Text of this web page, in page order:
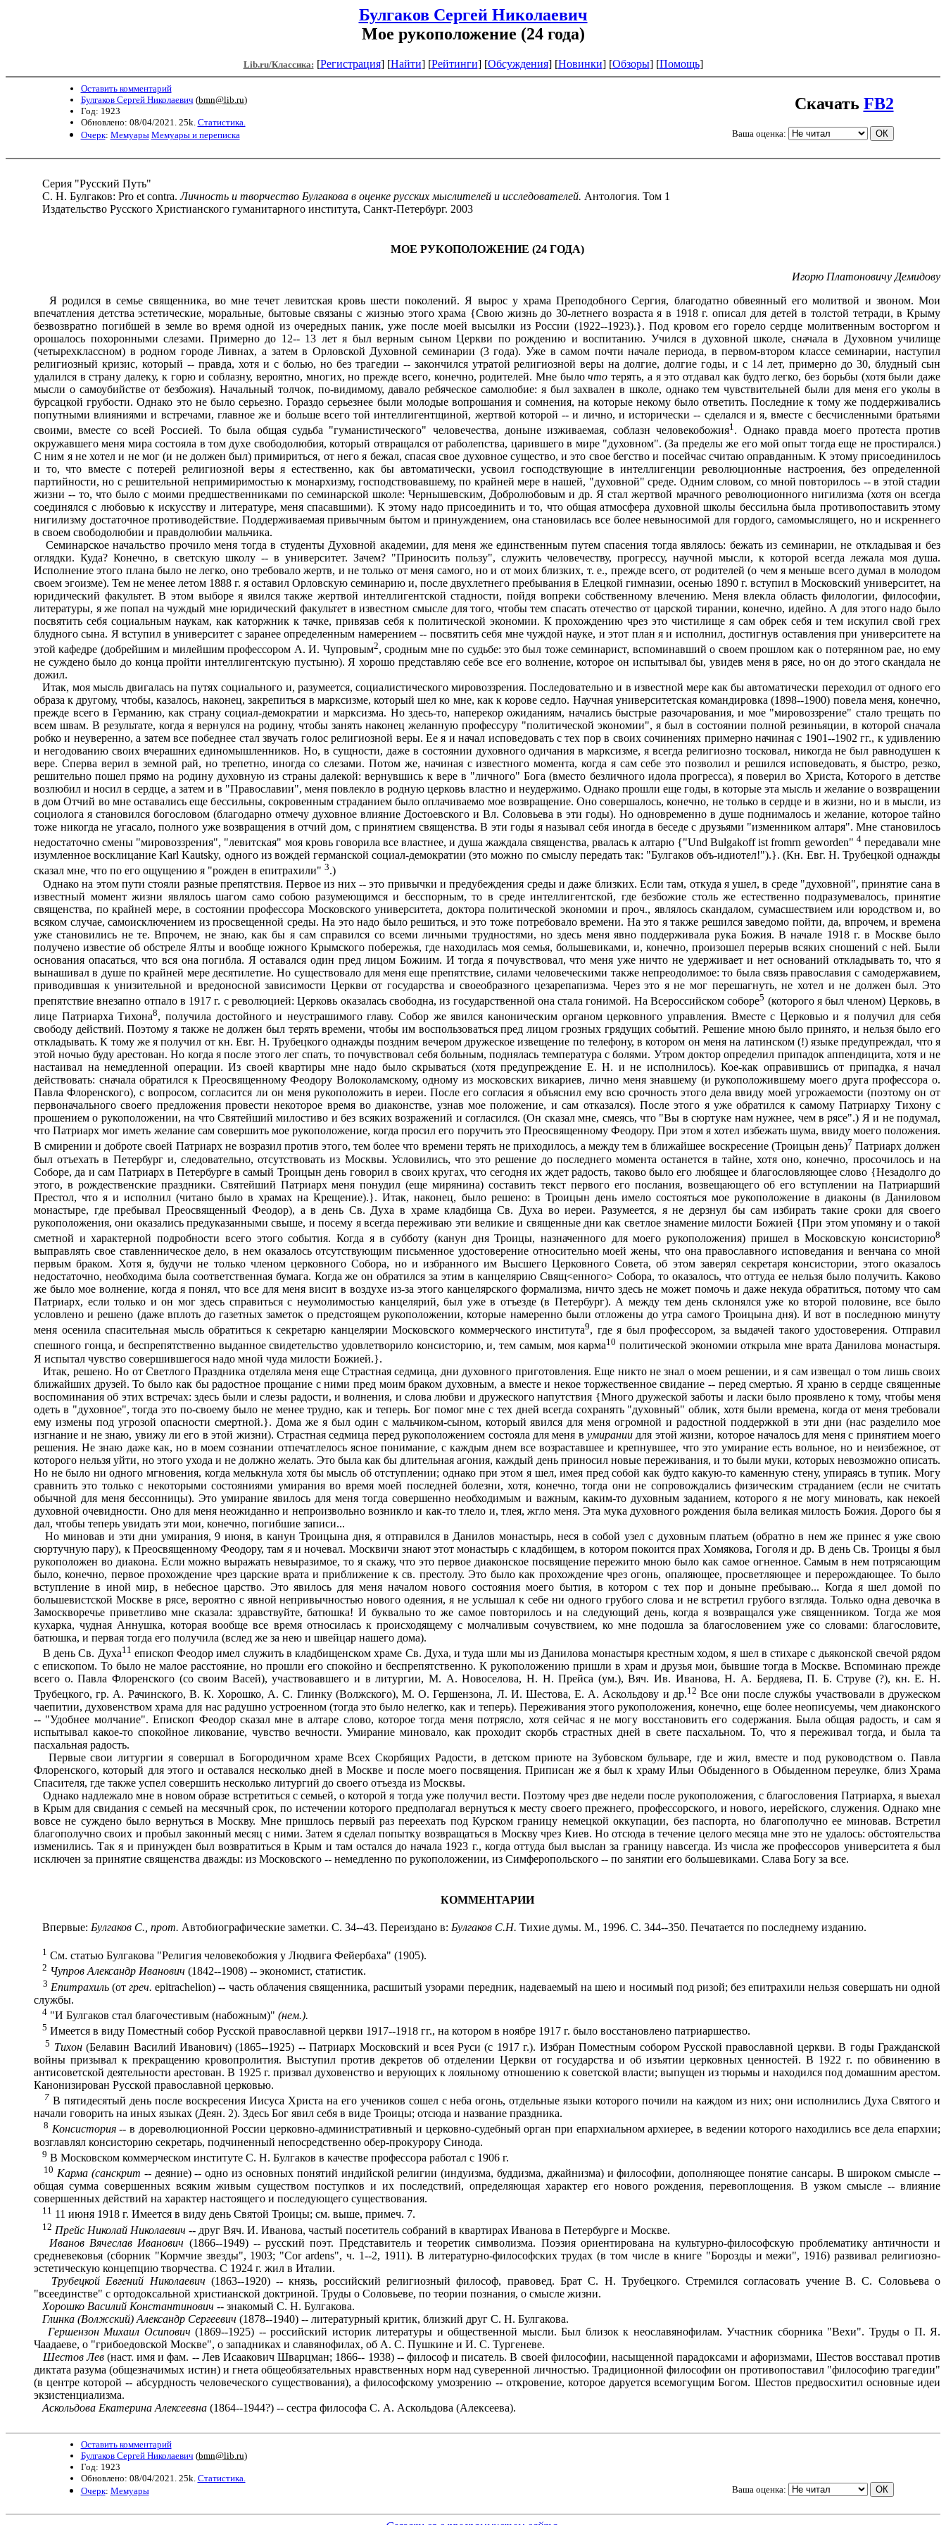
Булгаков Сергей Николаевич
Мое рукоположение (24 года)
Lib.ru/Классика: [Регистрация] [Найти] [Рейтинги] [Обсуждения] [Новинки] [Обзоры] [Помощь]
Оставить комментарий
Булгаков Сергей Николаевич (bmn@lib.ru)
Год: 1923
Обновлено: 08/04/2021. 25k. Статистика.
Очерк: Мемуары Мемуары и переписка
Скачать FB2
Ваша оценка:
Серия "Русский Путь"
С. Н. Булгаков: Pro et contra.Личность и творчество Булгакова в оценке русских мыслителей и исследователей. Антология. Том 1
Издательство Русского Христианского гуманитарного института, Санкт-Петербург. 2003
МОЕ РУКОПОЛОЖЕНИЕ (24 ГОДА)
Игорю Платоновичу Демидову
Я родился в семье священника, во мне течет левитская кровь шести поколений. Я вырос у храма Преподобного Сергия, благодатно обвеянный его молитвой и звоном. Мои
впечатления детства эстетические, моральные, бытовые связаны с жизнью этого храма {Свою жизнь до 30-летнего возраста я в 1918 г. описал для детей в толстой тетради, в Крыму
безвозвратно погибшей в земле во время одной из очередных паник, уже после моей высылки из России (1922--1923).}. Под кровом его горело сердце молитвенным восторгом и
орошалось похоронными слезами. Примерно до 12-- 13 лет я был верным сыном Церкви по рождению и воспитанию. Учился в духовной школе, сначала в Духовном училище
(четырехклассном) в родном городе Ливнах, а затем в Орловской Духовной семинарии (3 года). Уже в самом почти начале периода, в первом-втором классе семинарии, наступил
религиозный кризис, который -- правда, хотя и с болью, но без трагедии -- закончился утратой религиозной веры на долгие, долгие годы, и с 14 лет, примерно до 30, блудный сын
удалился в страну далеку, к горю и соблазну, вероятно, многих, но прежде всего, конечно, родителей. Мне былочтотерять, а я это отдавал как будто легко, без борьбы (хотя были даже
мысли о самоубийстве от безбожия). Начальный толчок, по-видимому, давало ребяческое самолюбие: я был захвален в школе, однако тем чувствительней были для меня его уколы в
бурсацкой грубости. Однако это не было серьезно. Гораздо серьезнее были молодые вопрошания и сомнения, на которые некому было ответить. Последние к тому же поддерживались
попутными влияниями и встречами, главное же и больше всего той интеллигентщиной, жертвой которой -- и лично, и исторически -- сделался и я, вместе с бесчисленными братьями
своими, вместе со всей Россией. То была общая судьба "гуманистического" человечества, доныне изживаемая, соблазн человекобожия1. Однако правда моего протеста против
окружавшего меня мира состояла в том духе свободолюбия, который отвращался от раболепства, царившего в мире "духовном". (За пределы же его мой опыт тогда еще не простирался.)
С ним я не хотел и не мог (и не должен был) примириться, от него я бежал, спасая свое духовное существо, и это свое бегство и посейчас считаю оправданным. К этому присоединилось
и то, что вместе с потерей религиозной веры я естественно, как бы автоматически, усвоил господствующие в интеллигенции революционные настроения, без определенной
партийности, но с решительной непримиримостью к монархизму, господствовавшему, по крайней мере в нашей, "духовной" среде. Одним словом, со мной повторилось -- в этой стадии
жизни -- то, что было с моими предшественниками по семинарской школе: Чернышевским, Добролюбовым и др. Я стал жертвой мрачного революционного нигилизма (хотя он всегда
соединялся с любовью к искусству и литературе, меня спасавшими). К этому надо присоединить и то, что общая атмосфера духовной школы бессильна была противопоставить этому
нигилизму достаточное противодействие. Поддерживаемая привычным бытом и принуждением, она становилась все более невыносимой для гордого, самомыслящего, но и искреннего
в своем свободолюбии и правдолюбии мальчика.
Семинарское начальство прочило меня тогда в студенты Духовной академии, для меня же единственным путем спасения тогда являлось: бежать из семинарии, не откладывая и без
оглядки. Куда? Конечно, в светскую школу -- в университет. Зачем? "Приносить пользу", служить человечеству, прогрессу, научной мысли, к которой всегда лежала моя душа.
Исполнение этого плана было не легко, оно требовало жертв, и не только от меня самого, но и от моих близких, т. е., прежде всего, от родителей (о чем я меньше всего думал в молодом
своем эгоизме). Тем не менее летом 1888 г. я оставил Орловскую семинарию и, после двухлетнего пребывания в Елецкой гимназии, осенью 1890 г. вступил в Московский университет, на
юридический факультет. В этом выборе я явился также жертвой интеллигентской стадности, пойдя вопреки собственному влечению. Меня влекла область филологии, философии,
литературы, я же попал на чуждый мне юридический факультет в известном смысле для того, чтобы тем спасать отечество от царской тирании, конечно, идейно. А для этого надо было
посвятить себя социальным наукам, как каторжник к тачке, привязав себя к политической экономии. К прохождению чрез это чистилище я сам обрек себя и тем искупил свой грех
блудного сына. Я вступил в университет с заранее определенным намерением -- посвятить себя мне чуждой науке, и этот план я и исполнил, достигнув оставления при университете на
этой кафедре (добрейшим и милейшим профессором А. И. Чупровым2, сродным мне по судьбе: это был тоже семинарист, вспоминавший о своем прошлом как о потерянном рае, но ему
не суждено было до конца пройти интеллигентскую пустыню). Я хорошо представляю себе все его волнение, которое он испытывал бы, увидев меня в рясе, но он до этого скандала не
дожил.
Итак, моя мысль двигалась на путях социального и, разумеется, социалистического мировоззрения. Последовательно и в известной мере как бы автоматически переходил от одного его
образа к другому, чтобы, казалось, наконец, закрепиться в марксизме, который шел ко мне, как к корове седло. Научная университетская командировка (1898--1900) повела меня, конечно,
прежде всего в Германию, как страну социал-демократии и марксизма. Но здесь-то, наперекор ожиданиям, начались быстрые разочарования, и мое "мировоззрение" стало трещать по
всем швам. В результате, когда я вернулся на родину, чтобы занять наконец желанную профессуру "политической экономии", я был в состоянии полной резиньяции, в которой сначала
робко и неуверенно, а затем все победнее стал звучать голос религиозной веры. Ее я и начал исповедовать с тех пор в своих сочинениях примерно начиная с 1901--1902 гг., к удивлению
и негодованию своих вчерашних единомышленников. Но, в сущности, даже в состоянии духовного одичания в марксизме, я всегда религиозно тосковал, никогда не был равнодушен к
вере. Сперва верил в земной рай, но трепетно, иногда со слезами. Потом же, начиная с известного момента, когда я сам себе это позволил и решился исповедовать, я быстро, резко,
решительно пошел прямо на родину духовную из страны далекой: вернувшись к вере в "личного" Бога (вместо безличного идола прогресса), я поверил во Христа, Которого в детстве
возлюбил и носил в сердце, а затем и в "Православии", меня повлекло в родную церковь властно и неудержимо. Однако прошли еще годы, в которые эта мысль и желание о возвращении
в дом Отчий во мне оставались еще бессильны, сокровенным страданием было оплачиваемо мое возвращение. Оно совершалось, конечно, не только в сердце и в жизни, но и в мысли, из
социолога я становился богословом (благодарно отмечу духовное влияние Достоевского и Вл. Соловьева в эти годы). Но одновременно в душе поднималось и желание, которое тайно
тоже никогда не угасало, полного уже возвращения в отчий дом, с принятием священства. В эти годы я называл себя иногда в беседе с друзьями "изменником алтаря". Мне становилось
недостаточно смены "мировоззрения", "левитская" моя кровь говорила все властнее, и душа жаждала священства, рвалась к алтарю {"Und Bulgakoff ist fromrn geworden" 4передавали мне
изумленное восклицание Karl Kautsky, одного из вождей германской социал-демократии (это можно по смыслу передать так: "Булгаков объ-идиотел!").}. (Кн. Евг. Н. Трубецкой однажды
сказал мне, что по его ощущению я "рожден в епитрахили" 3.)
Однако на этом пути стояли разные препятствия. Первое из них -- это привычки и предубеждения среды и даже близких. Если там, откуда я ушел, в среде "духовной", принятие сана в
известный момент жизни являлось шагом само собою разумеющимся и бесспорным, то в среде интеллигентской, где безбожие столь же естественно подразумевалось, принятие
священства, по крайней мере, в состоянии профессора Московского университета, доктора политической экономии и проч., являлось скандалом, сумасшествием или юродством и, во
всяком случае, самоисключением из просвещенной среды. На это надо было решиться, и это тоже потребовало времени. На это я также решился заведомо пойти, да, впрочем, и времена
уже становились не те. Впрочем, не знаю, как бы я сам справился со всеми личными трудностями, но здесь меня явно поддерживала рука Божия. В начале 1918 г. в Москве было
получено известие об обстреле Ялты и вообще южного Крымского побережья, где находилась моя семья, большевиками, и, конечно, произошел перерыв всяких сношений с ней. Были
основания опасаться, что вся она погибла. Я оставался один пред лицом Божиим. И тогда я почувствовал, что меня уже ничто не удерживает и нет оснований откладывать то, что я
вынашивал в душе по крайней мере десятилетие. Но существовало для меня еще препятствие, силами человеческими также непреодолимое: то была связь православия с самодержавием,
приводившая к унизительной и вредоносной зависимости Церкви от государства и своеобразного цезарепапизма. Через это я не мог перешагнуть, не хотел и не должен был. Это
препятствие внезапно отпало в 1917 г. с революцией: Церковь оказалась свободна, из государственной она стала гонимой. На Всероссийском соборе5 (которого я был членом) Церковь, в
лице Патриарха Тихона8, получила достойного и неустрашимого главу. Собор же явился каноническим органом церковного управления. Вместе с Церковью и я получил для себя
свободу действий. Поэтому я также не должен был терять времени, чтобы им воспользоваться пред лицом грозных грядущих событий. Решение мною было принято, и нельзя было его
откладывать. К тому же я получил от кн. Евг. Н. Трубецкого однажды поздним вечером дружеское извещение по телефону, в котором он меня на латинском (!) языке предупреждал, что я
этой ночью буду арестован. Но когда я после этого лег спать, то почувствовал себя больным, поднялась температура с болями. Утром доктор определил припадок аппендицита, хотя и не
настаивал на немедленной операции. Из своей квартиры мне надо было скрываться (хотя предупреждение Е. Н. и не исполнилось). Кое-как оправившись от припадка, я начал
действовать: сначала обратился к Преосвященному Феодору Волоколамскому, одному из московских викариев, лично меня знавшему (и рукоположившему моего друга профессора о.
Павла Флоренского), с вопросом, согласится ли он меня рукоположить в иереи. После его согласия я объяснил ему всю срочность этого дела ввиду моей угрожаемости (поэтому он от
первоначального своего предложения провести некоторое время во диаконстве, узнав мое положение, и сам отказался). После этого я уже обратился к самому Патриарху Тихону с
прошением о рукоположении, на что Святейший милостиво и без всяких возражений и согласился. (Он сказал мне, смеясь, что "Вы в сюртуке нам нужнее, чем в рясе".) Я и не подумал,
что Патриарх мог иметь желание сам совершить мое рукоположение, когда просил его поручить это Преосвященному Феодору. При этом я хотел избежать шума, ввиду моего положения.
В смирении и доброте своей Патриарх не возразил против этого, тем более что времени терять не приходилось, а между тем в ближайшее воскресение (Троицын день)7 Патриарх должен
был отъехать в Петербург и, следовательно, отсутствовать из Москвы. Условились, что это решение до последнего момента останется в тайне, хотя оно, конечно, просочилось и на
Соборе, да и сам Патриарх в Петербурге в самый Троицын день говорил в своих кругах, что сегодня их ждет радость, таково было его любящее и благословляющее слово {Незадолго до
этого, в рождественские праздники. Святейший Патриарх меня понудил (еще мирянина) составить текст первого его послания, возвещающего об его вступлении на Патриарший
Престол, что я и исполнил (читано было в храмах на Крещение).}. Итак, наконец, было решено: в Троицын день имело состояться мое рукоположение в диаконы (в Даниловом
монастыре, где пребывал Преосвященный Феодор), а в день Св. Духа в храме кладбища Св. Духа во иереи. Разумеется, я не дерзнул бы сам избирать такие сроки для своего
рукоположения, они оказались предуказанными свыше, и посему я всегда переживаю эти великие и священные дни как светлое знамение милости Божией {При этом упомяну и о такой
сметной и характерной подробности всего этого события. Когда я в субботу (канун дня Троицы, назначенного для моего рукоположения) пришел в Московскую консисторию8
выправлять свое ставленническое дело, в нем оказалось отсутствующим письменное удостоверение относительно моей жены, что она православного исповедания и венчана со мной
первым браком. Хотя я, будучи не только членом церковного Собора, но и избранного им Высшего Церковного Совета, об этом заверял секретаря консистории, этого оказалось
недостаточно, необходима была соответственная бумага. Когда же он обратился за этим в канцелярию Свящ<енного> Собора, то оказалось, что оттуда ее нельзя было получить. Каково
же было мое волнение, когда я понял, что все для меня висит в воздухе из-за этого канцелярского формализма, ничто здесь не может помочь и даже некуда обратиться, потому что сам
Патриарх, если только и он мог здесь справиться с неумолимостью канцелярий, был уже в отъезде (в Петербург). А между тем день склонялся уже ко второй половине, все было
условлено и решено (даже вплоть до газетных заметок о предстоящем рукоположении, которые намеренно были отложены до утра самого Троицына дня). И вот в последнюю минуту
меня осенила спасительная мысль обратиться к секретарю канцелярии Московского коммерческого института9, где я был профессором, за выдачей такого удостоверения. Отправил
спешного гонца, и беспрепятственно выданное свидетельство удовлетворило консисторию, и, тем самым, моя карма10 политической экономии открыла мне врата Данилова монастыря.
Я испытал чувство совершившегося надо мной чуда милости Божией.}.
Итак, решено. Но от Светлого Праздника отделяла меня еще Страстная седмица, дни духовного приготовления. Еще никто не знал о моем решении, и я сам извещал о том лишь своих
ближайших друзей. То было как бы радостное прощание с ними пред моим браком духовным, а вместе и некое торжественное свидание -- перед смертью. Я храню в сердце священные
воспоминания об этих встречах: здесь были и слезы радости, и волнения, и слова любви и дружеского напутствия {Много дружеской заботы и ласки было проявлено к тому, чтобы меня
одеть в "духовное", тогда это по-своему было не менее трудно, как и теперь. Бог помог мне с тех дней всегда сохранять "духовный" облик, хотя были времена, когда от меня требовали
ему измены под угрозой опасности смертной.}. Дома же я был один с мальчиком-сыном, который явился для меня огромной и радостной поддержкой в эти дни (нас разделило мое
изгнание и не знаю, увижу ли его в этой жизни). Страстная седмица перед рукоположением состояла для меня вумирании для этой жизни, которое началось для меня с принятием моего
решения. Не знаю даже как, но в моем сознании отпечатлелось ясное понимание, с каждым днем все возраставшее и крепнувшее, что это умирание есть вольное, но и неизбежное, от
которого нельзя уйти, но этого ухода и не должно желать. Это была как бы длительная агония, каждый день приносил новые переживания, и то были муки, которых невозможно описать.
Но не было ни одного мгновения, когда мелькнула хотя бы мысль об отступлении; однако при этом я шел, имея пред собой как будто какую-то каменную стену, упираясь в тупик. Могу
сравнить это только с некоторыми состояниями умирания во время моей последней болезни, хотя, конечно, тогда они не сопровождались физическим страданием (если не считать
обычной для меня бессонницы). Это умирание явилось для меня тогда совершенно необходимым и важным, каким-то духовным заданием, которого я не могу миновать, как некоей
духовной очевидности. Оно для меня неожиданно и непроизвольно возникло и как-то тлело и, тлея, жгло меня. Эта мука духовного рождения была великая милость Божия. Дорого бы я
дал, чтобы теперь увидать эти мои, конечно, погибшие записи...
Но миновав и эти дни умирания, 9 июня, в канун Троицына дня, я отправился в Данилов монастырь, неся в собой узел с духовным платьем (обратно в нем же принес я уже свою
сюртучную пару), к Преосвященному Феодору, там я и ночевал. Москвичи знают этот монастырь с кладбищем, в котором покоится прах Хомякова, Гоголя и др. В день Св. Троицы я был
рукоположен во диакона. Если можно выражать невыразимое, то я скажу, что это первое диаконское посвящение пережито мною было как самое огненное. Самым в нем потрясающим
было, конечно, первое прохождение чрез царские врата и приближение к св. престолу. Это было как прохождение чрез огонь, опаляющее, просветляющее и перерождающее. То было
вступление в иной мир, в небесное царство. Это явилось для меня началом нового состояния моего бытия, в котором с тех пор и доныне пребываю... Когда я шел домой по
большевистской Москве в рясе, вероятно с явной непривычностью нового одеяния, я не услышал к себе ни одного грубого слова и не встретил грубого взгляда. Только одна девочка в
Замоскворечье приветливо мне сказала: здравствуйте, батюшка! И буквально то же самое повторилось и на следующий день, когда я возвращался уже священником. Тогда же моя
кухарка, чудная Аннушка, которая вообще все время относилась к происходящему с молчаливым сочувствием, ко мне подошла за благословением уже со словами: благословите,
батюшка, и первая тогда его получила (вслед же за нею и швейцар нашего дома).
В день Св. Духа11 епископ Феодор имел служить в кладбищенском храме Св. Духа, и туда шли мы из Данилова монастыря крестным ходом, я шел в стихаре с дьяконской свечой рядом
с епископом. То было не малое расстояние, но прошли его спокойно и беспрепятственно. К рукоположению пришли в храм и друзья мои, бывшие тогда в Москве. Вспоминаю прежде
всего о. Павла Флоренского (со своим Васей), участвовавшего и в литургии, М. А. Новоселова, Н. Н. Прейса (ум.), Вяч. Ив. Иванова, Н. А. Бердяева, П. Б. Струве (?), кн. Е. Н.
Трубецкого, гр. А. Рачинского, В. К. Хорошко, А. С. Глинку (Волжского), М. О. Гершензона, Л. И. Шестова, Е. А. Аскольдову и др.12 Все они после службы участвовали в дружеском
чаепитии, духовенством храма для нас радушно устроенном (тогда это было нелегко, как и теперь). Переживания этого рукоположения, конечно, еще более неописуемы, чем диаконского
-- "Удобнее молчание". Епископ Феодор сказал мне в алтаре слово, которое тогда меня потрясло, хотя сейчас я не могу восстановить его содержания. Была общая радость, и сам я
испытывал какое-то спокойное ликование, чувство вечности. Умирание миновало, как проходит скорбь страстных дней в свете пасхальном. То, что я переживал тогда, и была та
пасхальная радость.
Первые свои литургии я совершал в Богородичном храме Всех Скорбящих Радости, в детском приюте на Зубовском бульваре, где и жил, вместе и под руководством о. Павла
Флоренского, который для этого и оставался несколько дней в Москве и после моего посвящения. Приписан же я был к храму Ильи Обыденного в Обыденном переулке, близ Храма
Спасителя, где также успел совершить несколько литургий до своего отъезда из Москвы.
Однако надлежало мне в новом образе встретиться с семьей, о которой я тогда уже получил вести. Поэтому чрез две недели после рукоположения, с благословения Патриарха, я выехал
в Крым для свидания с семьей на месячный срок, по истечении которого предполагал вернуться к месту своего прежнего, профессорского, и нового, иерейского, служения. Однако мне
вовсе не суждено было вернуться в Москву. Мне пришлось первый раз переехать под Курском границу немецкой оккупации, без паспорта, но благополучно ее миновав. Встретил
благополучно своих и пробыл законный месяц с ними. Затем я сделал попытку возвращаться в Москву чрез Киев. Но отсюда в течение целого месяца мне это не удалось: обстоятельства
изменились. Так я и принужден был возвратиться в Крым и там остался до начала 1923 г., когда оттуда был выслан за границу навсегда. Из числа же профессоров университета я был
исключен за принятие священства дважды: из Московского -- немедленно по рукоположении, из Симферопольского -- по занятии его большевиками. Слава Богу за все.
КОММЕНТАРИИ
Впервые: Булгаков С. , прот. Автобиографические заметки. С. 34--43. Переиздано в: Булгаков С.Н. Тихие думы. М., 1996. С. 344--350. Печатается по последнему изданию.
1 См. статью Булгакова "Религия человекобожия у Людвига Фейербаха" (1905).
2 Чупров Александр Иванович (1842--1908) -- экономист, статистик.
3 Епитрахиль (отгреч.epitrachelion) -- часть облачения священника, расшитый узорами передник, надеваемый на шею и носимый под ризой; без епитрахили нельзя совершать ни одной
службы.
4 "И Булгаков стал благочестивым (набожным)" (нем.).
5 Имеется в виду Поместный собор Русской православной церкви 1917--1918 гг., на котором в ноябре 1917 г. было восстановлено патриаршество.
5 Тихон(Белавин Василий Иванович) (1865--1925) -- Патриарх Московский и всея Руси (с 1917 г.). Избран Поместным собором Русской православной церкви. В годы Гражданской
войны призывал к прекращению кровопролития. Выступил против декретов об отделении Церкви от государства и об изъятии церковных ценностей. В 1922 г. по обвинению в
антисоветской деятельности арестован. В 1925 г. призвал духовенство и верующих к лояльному отношению к советской власти; выпущен из тюрьмы и находился под домашним арестом.
Канонизирован Русской православной церковью.
7 В пятидесятый день после воскресения Иисуса Христа на его учеников сошел с неба огонь, отдельные языки которого почили на каждом из них; они исполнились Духа Святого и
начали говорить на иных языках (Деян. 2). Здесь Бог явил себя в виде Троицы; отсюда и название праздника.
8 Консистория-- в дореволюционной России церковно-административный и церковно-судебный орган при епархиальном архиерее, в ведении которого находились все дела епархии;
возглавлял консисторию секретарь, подчиненный непосредственно обер-прокурору Синода.
9 В Московском коммерческом институте С. Н. Булгаков в качестве профессора работал с 1906 г.
10 Карма (санскрит -- деяние) -- одно из основных понятий индийской религии (индуизма, буддизма, джайнизма) и философии, дополняющее понятие сансары. В широком смысле --
общая сумма совершенных всяким живым существом поступков и их последствий, определяющая характер его нового рождения, перевоплощения. В узком смысле -- влияние
совершенных действий на характер настоящего и последующего существования.
11 11 июня 1918 г. Имеется в виду день Святой Троицы; см. выше, примеч. 7.
12 Прейс Николай Николаевич -- друг Вяч. И. Иванова, частый посетитель собраний в квартирах Иванова в Петербурге и Москве.
Иванов Вячеслав Иванович (1866--1949) -- русский поэт. Представитель и теоретик символизма. Поэзия ориентирована на культурно-философскую проблематику античности и
средневековья (сборник "Кормчие звезды", 1903; "Cor ardens", ч. 1--2, 1911). В литературно-философских трудах (в том числе в книге "Борозды и межи", 1916) развивал религиозно-
эстетическую концепцию творчества. С 1924 г. жил в Италии.
Трубецкой Евгений Николаевич (1863--1920) -- князь, российский религиозный философ, правовед. Брат С. Н. Трубецкого. Стремился согласовать учение В. С. Соловьева о
"всеединстве" с ортодоксальной христианской доктриной. Труды о Соловьеве, по теории познания, о смысле жизни.
Хорошко Василий Константинович -- знакомый С. Н. Булгакова.
Глинка (Волжский) Александр Сергеевич (1878--1940) -- литературный критик, близкий друг С. Н. Булгакова.
Гершензон Михаил Осипович (1869--1925) -- российский историк литературы и общественной мысли. Был близок к неославянофилам. Участник сборника "Вехи". Труды о П. Я.
Чаадаеве, о "грибоедовской Москве", о западниках и славянофилах, об А. С. Пушкине и И. С. Тургеневе.
Шестов Лев (наст. имя и фам. -- Лев Исаакович Шварцман; 1866-- 1938) -- философ и писатель. В своей философии, насыщенной парадоксами и афоризмами, Шестов восставал против
диктата разума (общезначимых истин) и гнета общеобязательных нравственных норм над суверенной личностью. Традиционной философии он противопоставил "философию трагедии"
(в центре которой -- абсурдность человеческого существования), а философскому умозрению -- откровение, которое даруется всемогущим Богом. Шестов предвосхитил основные идеи
экзистенциализма.
Аскольдова Екатерина Алексеевна (1864--1944?) -- сестра философа С. А. Аскольдова (Алексеева).
Оставить комментарий
Булгаков Сергей Николаевич (bmn@lib.ru)
Год: 1923
Обновлено: 08/04/2021. 25k. Статистика.
Очерк: Мемуары Ваша оценка: